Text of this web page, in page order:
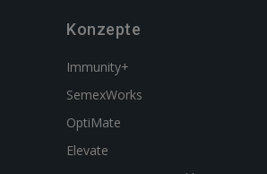
Konzepte
Immunity+
SemexWorks
OptiMate
Elevate